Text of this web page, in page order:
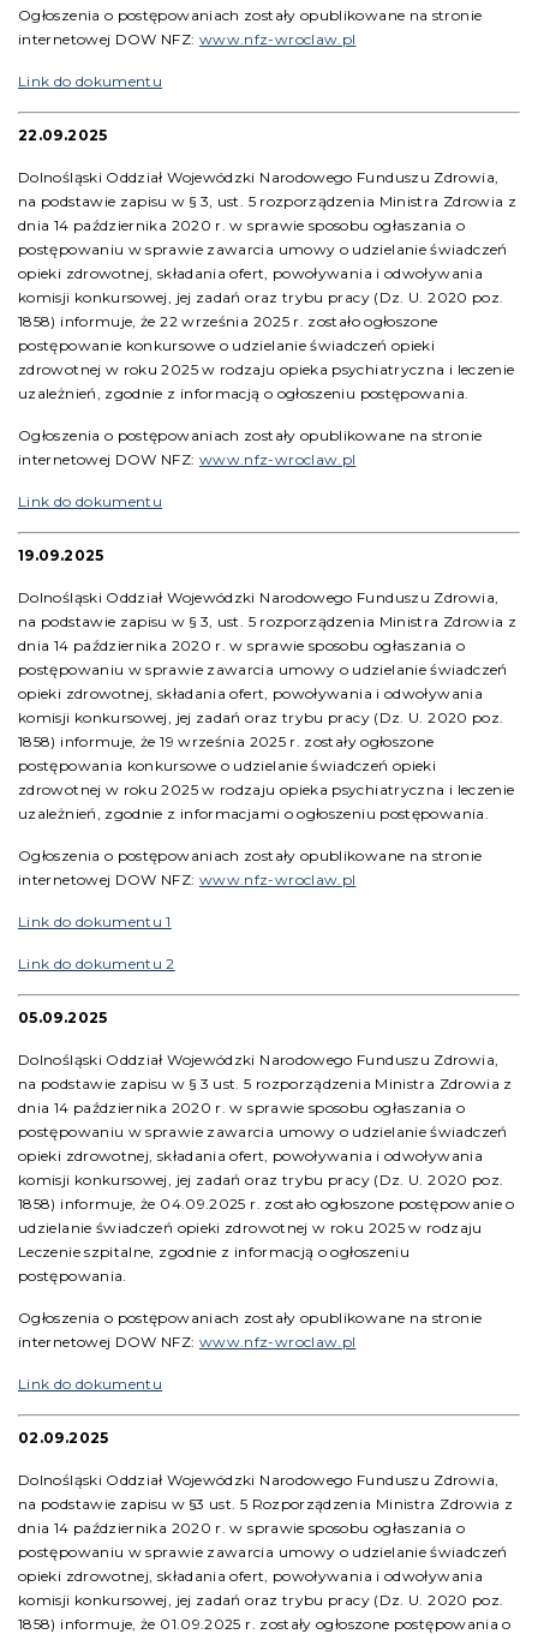
Ogłoszenia o postępowaniach zostały opublikowane na stronie
internetowej DOW NFZ: www.nfz-wroclaw.pl
Link do dokumentu
22.09.2025
Dolnośląski Oddział Wojewódzki Narodowego Funduszu Zdrowia,
na podstawie zapisu w § 3, ust. 5 rozporządzenia Ministra Zdrowia z
dnia 14 października 2020 r. w sprawie sposobu ogłaszania o
postępowaniu w sprawie zawarcia umowy o udzielanie świadczeń
opieki zdrowotnej, składania ofert, powoływania i odwoływania
komisji konkursowej, jej zadań oraz trybu pracy (Dz. U. 2020 poz.
1858) informuje, że 22 września 2025 r. zostało ogłoszone
postępowanie konkursowe o udzielanie świadczeń opieki
zdrowotnej w roku 2025 w rodzaju opieka psychiatryczna i leczenie
uzależnień, zgodnie z informacją o ogłoszeniu postępowania.
Ogłoszenia o postępowaniach zostały opublikowane na stronie
internetowej DOW NFZ: www.nfz-wroclaw.pl
Link do dokumentu
19.09.2025
Dolnośląski Oddział Wojewódzki Narodowego Funduszu Zdrowia,
na podstawie zapisu w § 3, ust. 5 rozporządzenia Ministra Zdrowia z
dnia 14 października 2020 r. w sprawie sposobu ogłaszania o
postępowaniu w sprawie zawarcia umowy o udzielanie świadczeń
opieki zdrowotnej, składania ofert, powoływania i odwoływania
komisji konkursowej, jej zadań oraz trybu pracy (Dz. U. 2020 poz.
1858) informuje, że 19 września 2025 r. zostały ogłoszone
postępowania konkursowe o udzielanie świadczeń opieki
zdrowotnej w roku 2025 w rodzaju opieka psychiatryczna i leczenie
uzależnień, zgodnie z informacjami o ogłoszeniu postępowania.
Ogłoszenia o postępowaniach zostały opublikowane na stronie
internetowej DOW NFZ: www.nfz-wroclaw.pl
Link do dokumentu 1
Link do dokumentu 2
05.09.2025
Dolnośląski Oddział Wojewódzki Narodowego Funduszu Zdrowia,
na podstawie zapisu w § 3 ust. 5 rozporządzenia Ministra Zdrowia z
dnia 14 października 2020 r. w sprawie sposobu ogłaszania o
postępowaniu w sprawie zawarcia umowy o udzielanie świadczeń
opieki zdrowotnej, składania ofert, powoływania i odwoływania
komisji konkursowej, jej zadań oraz trybu pracy (Dz. U. 2020 poz.
1858) informuje, że 04.09.2025 r. zostało ogłoszone postępowanie o
udzielanie świadczeń opieki zdrowotnej w roku 2025 w rodzaju
Leczenie szpitalne, zgodnie z informacją o ogłoszeniu
postępowania.
Ogłoszenia o postępowaniach zostały opublikowane na stronie
internetowej DOW NFZ: www.nfz-wroclaw.pl
Link do dokumentu
02.09.2025
Dolnośląski Oddział Wojewódzki Narodowego Funduszu Zdrowia,
na podstawie zapisu w §3 ust. 5 Rozporządzenia Ministra Zdrowia z
dnia 14 października 2020 r. w sprawie sposobu ogłaszania o
postępowaniu w sprawie zawarcia umowy o udzielanie świadczeń
opieki zdrowotnej, składania ofert, powoływania i odwoływania
komisji konkursowej, jej zadań oraz trybu pracy (Dz. U. 2020 poz.
1858) informuje, że 01.09.2025 r. zostały ogłoszone postępowania o